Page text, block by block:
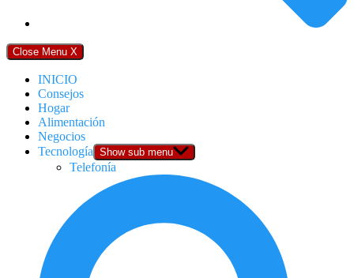
Close Menu X
INICIO
Consejos
Hogar
Alimentación
Negocios
Tecnología Show sub menu
Telefonía